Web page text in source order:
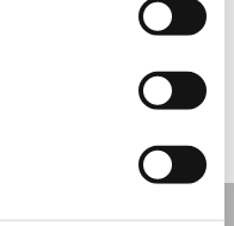
am Wirtemberg
a.m. to 06:00 p.m.